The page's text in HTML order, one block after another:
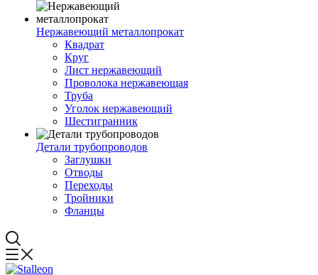
Нержавеющий металлопрокат
Квадрат
Круг
Лист нержавеющий
Проволока нержавеющая
Труба
Уголок нержавеющий
Шестигранник
Детали трубопроводов
Заглушки
Отводы
Переходы
Тройники
Фланцы